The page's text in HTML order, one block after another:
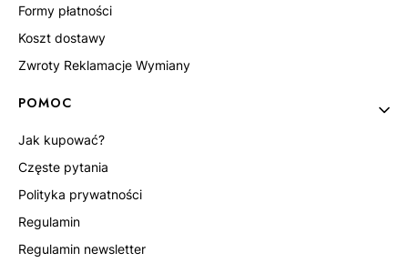
Formy płatności
Koszt dostawy
Zwroty Reklamacje Wymiany
POMOC
Jak kupować?
Częste pytania
Polityka prywatności
Regulamin
Regulamin newsletter